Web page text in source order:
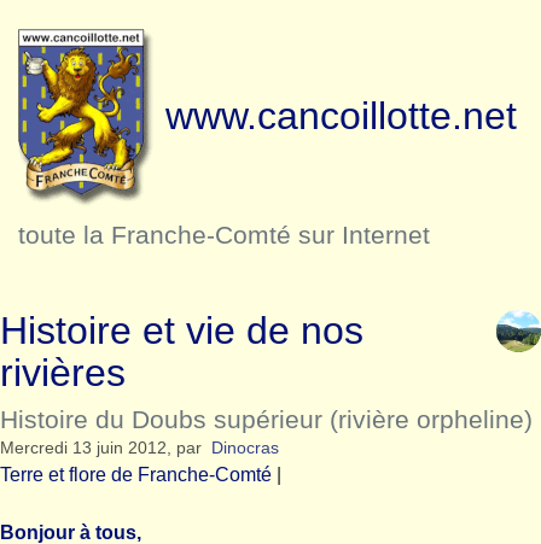
www.cancoillotte.net
toute la Franche-Comté sur Internet
Histoire et vie de nos
rivières
Histoire du Doubs supérieur (rivière orpheline)
Mercredi 13 juin 2012, par Dinocras
Terre et flore de Franche-Comté
Bonjour à tous,